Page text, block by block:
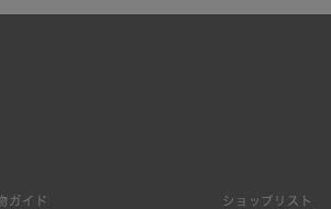
ガイド ショップリスト